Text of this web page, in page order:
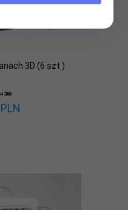
3D (6 szt.)
PLN